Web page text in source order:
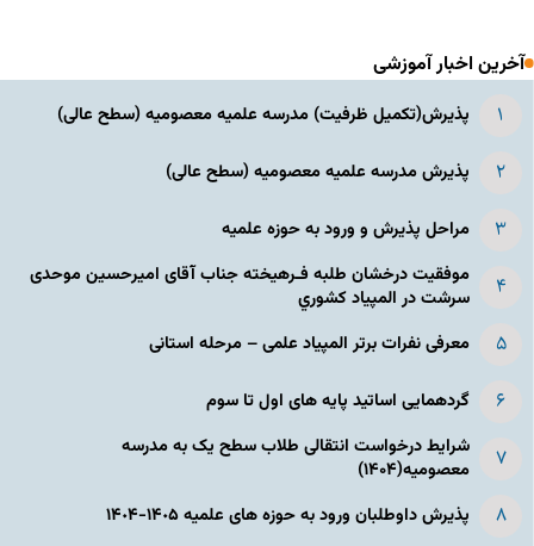
آخرین اخبار آموزشی
پذیرش(تکمیل ظرفیت) مدرسه علمیه معصومیه‌ (سطح عالی)
پذیرش مدرسه علمیه معصومیه‌ (سطح عالی)
مراحل پذیرش و ورود به حوزه علمیه
موفقیت درخشان طلبه فـرهیخته جناب آقای امیرحسین موحدی
سرشت در المپياد كشوري
معرفی نفرات برتر المپیاد علمی – مرحله استانی
گردهمایی اساتید پایه های اول تا سوم
شرایط درخواست انتقالی طلاب سطح یک به مدرسه
معصومیه(۱۴۰۴)
پذیرش داوطلبان ورود به حوزه های علمیه ١۴٠۵-١۴٠۴